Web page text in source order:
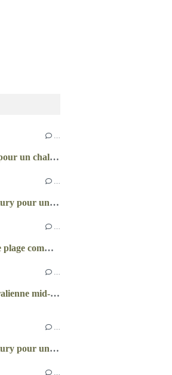
Bois et pierre pour un chalet à l'esprit wabi-sabi
Luxe mid-century pour un appartement brésilien
Une maison de plage comme un chalet
Une villa australienne mid-century
Luxe mid-century pour un appartement brésilien